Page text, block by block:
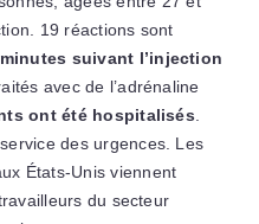
19 réactions sont
suivant l’injection
avec de l’adrénaline
ont été hospitalisés
des urgences. Les
États-Unis viennent
du secteur